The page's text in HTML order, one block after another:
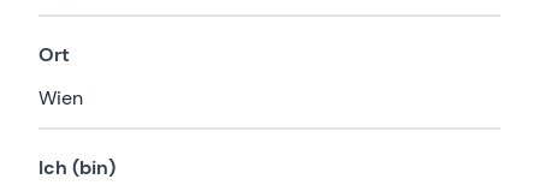
Ort
Wien
Ich (bin)